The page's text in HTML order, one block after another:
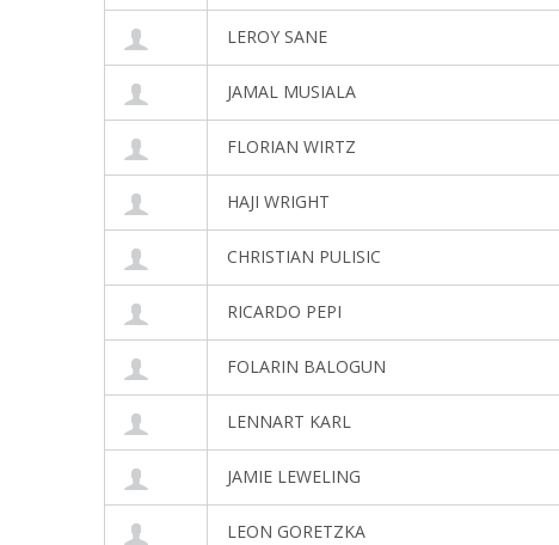
LEROY SANE
JAMAL MUSIALA
FLORIAN WIRTZ
HAJI WRIGHT
CHRISTIAN PULISIC
RICARDO PEPI
FOLARIN BALOGUN
LENNART KARL
JAMIE LEWELING
LEON GORETZKA